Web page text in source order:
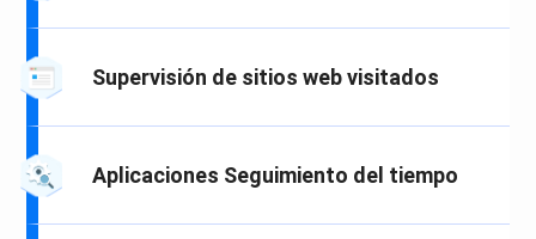
Supervisión de sitios web visitados
Aplicaciones Seguimiento del tiempo